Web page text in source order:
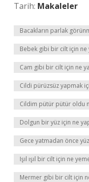
Tarih: Makaleler
Bacakların parlak
Bebek gibi bir cilt için ne
Cam gibi bir cilt için ne
Cildi pürüzsüz yapmak
Cildim pütür pütür oldu
Dolgun bir yüz için ne
Gece yatmadan önce
Işıl ışıl bir cilt için ne
Mermer gibi bir cilt için